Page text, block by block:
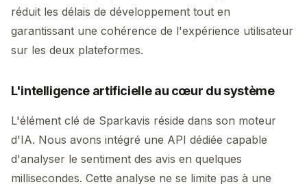
réduit les délais de développement tout en
garantissant une cohérence de l'expérience utilisateur
sur les deux plateformes.
L'intelligence artificielle au cœur du système
L'élément clé de Sparkavis réside dans son moteur
d'IA. Nous avons intégré une API dédiée capable
d'analyser le sentiment des avis en quelques
millisecondes. Cette analyse ne se limite pas à une